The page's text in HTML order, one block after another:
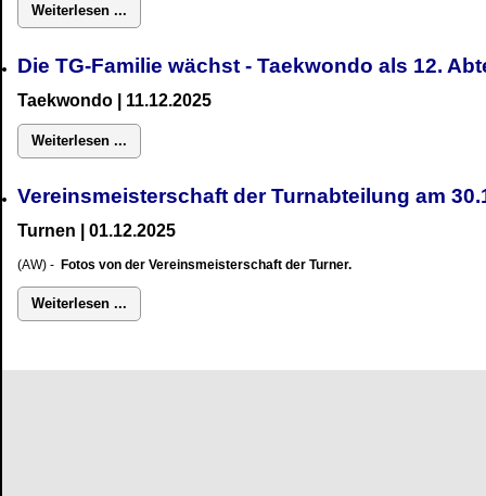
Weiterlesen ...
Die TG-Familie wächst - Taekwondo als 12.
Taekwondo | 11.12.2025
Weiterlesen ...
Vereinsmeisterschaft der Turnabteilung am
Turnen | 01.12.2025
(AW) -Fotos von der Vereinsmeisterschaft der Turner.
Weiterlesen ...